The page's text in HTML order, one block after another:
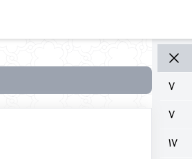
٧
٧
١٧
البحث
البحث
في